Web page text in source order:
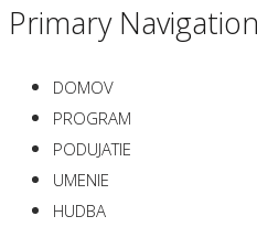
Primary Navigation
DOMOV
PROGRAM
PODUJATIE
UMENIE
HUDBA